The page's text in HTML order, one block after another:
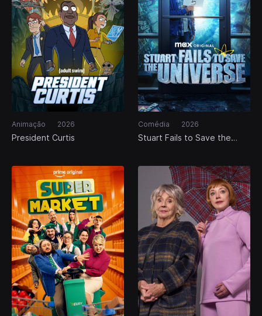
Animação 2026
President Curtis
Comédia 2026
Stuart Fails to Save the